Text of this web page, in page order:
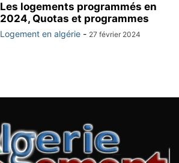
Les logements programmés en
2024, Quotas et programmes
Logement en algérie - 27 février 2024